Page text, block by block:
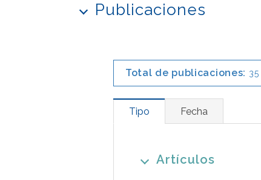
Publicaciones
Total de publicaciones: 35
Tipo Fecha
Artículos